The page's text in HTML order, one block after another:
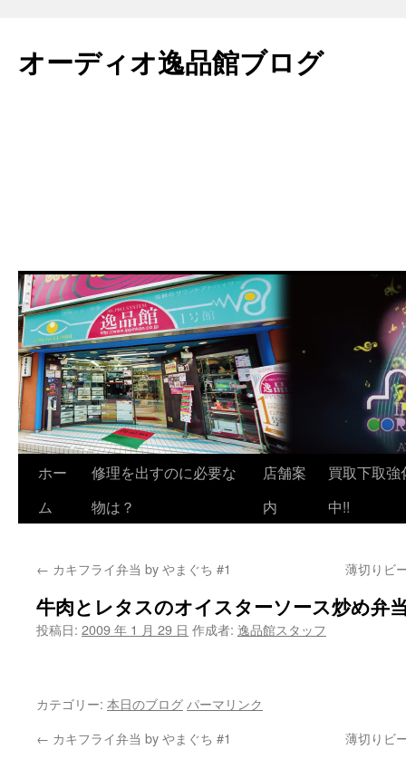
テ
ン
オーディオ逸品館ブログ
ホー
ム
修理を出すのに必要な
物は？
店舗案
内
買取下取強
中!!
← カキフライ弁当 by やまぐち #1 薄切りビ
牛肉とレタスのオイスターソース炒め弁
投稿日: 2009 年 1 月 29 日 作成者: 逸品館スタッフ
カテゴリー: 本日のブログ パーマリンク
← カキフライ弁当 by やまぐち #1 薄切りビ